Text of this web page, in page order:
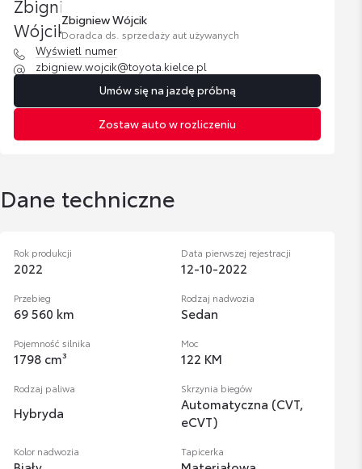
Zbigniew Wójcik
Doradca ds. sprzedaży aut używanych
Wyświetl numer
zbigniew.wojcik@toyota.kielce.pl
Umów się na jazdę próbną
Zostaw auto w rozliczeniu
Dane techniczne
Rok produkcji
2022
Data pierwszej rejestracji
12-10-2022
Przebieg
69 560 km
Rodzaj nadwozia
Sedan
Pojemność silnika
1798 cm³
Moc
122 KM
Rodzaj paliwa
Hybryda
Skrzynia biegów
Automatyczna (CVT,
eCVT)
Kolor nadwozia Tapicerka